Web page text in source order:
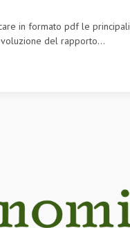
in formato pdf le
del rapporto...